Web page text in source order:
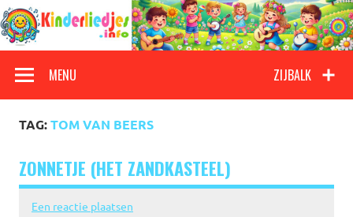
Doorgaan
naar
inhoud
Kinderliedjes
ZIJBALK
MENU
TAG:TOM VAN BEERS
ZONNETJE (HET ZANDKASTEEL)
Een reactie plaatsen